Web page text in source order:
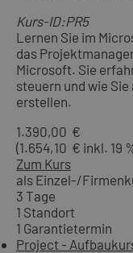
Kurs-ID:PR5
Lernen Sie im
das
Microsoft. Sie
steuern und wie
erstellen.
1.390,00 €
(1.654,10 € inkl. 19
Zum Kurs
als Einzel-/
3 Tage
1 Standort
1 Garantietermin
Project -